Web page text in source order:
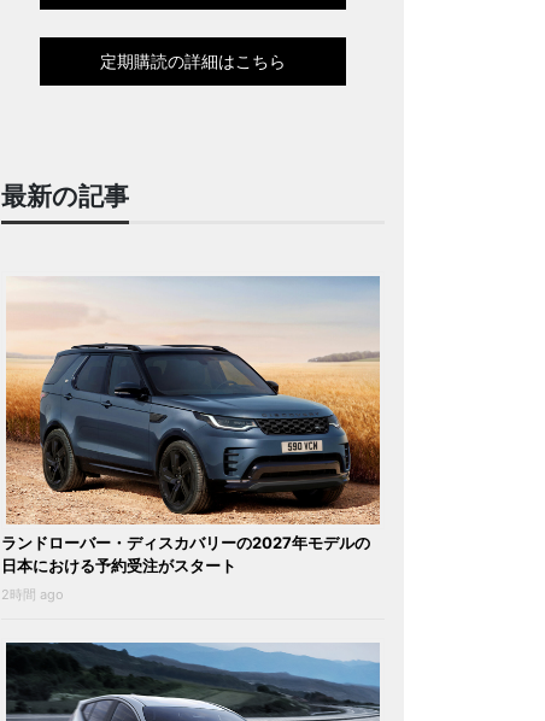
定期購読の詳細はこちら
最新の記事
ランドローバー・ディスカバリーの2027年モデルの
日本における予約受注がスタート
2時間 ago